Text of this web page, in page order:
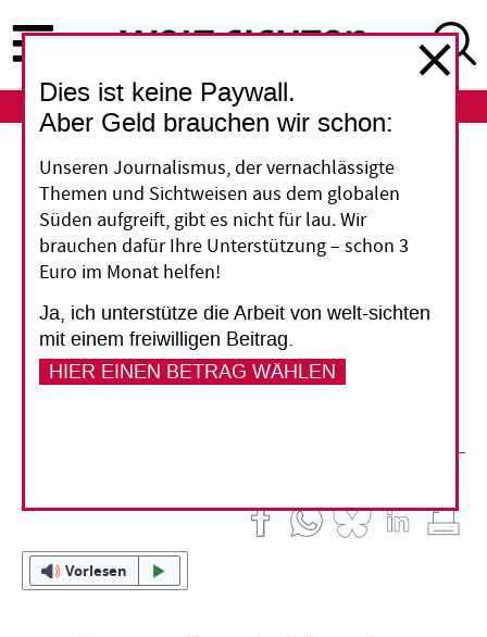
zum
Inhalt
ABO
Fleischexport in Äthiopien: Hirten als
Devisenbringer
Die Regierung Äthiopiens will die Fleisch­
erzeugung und die Einnahmen aus dem
Viehexport steigern. Unterstützung für
nomadische Hirten trägt zum Erfolg dieser
Strategie bei. Doch bald könnte sie die Böden
Vorlesen
Dies ist keine Paywall.
Aber Geld brauchen wir schon:
Unseren Journalismus, der vernachlässigte
Themen und Sichtweisen aus dem globalen
Süden aufgreift, gibt es nicht für lau. Wir
brauchen dafür Ihre Unterstützung – schon 3
Euro im Monat helfen!
Ja, ich unterstütze die Arbeit von welt-sichten
mit einem freiwilligen Beitrag.
HIER EINEN BETRAG WÄHLEN